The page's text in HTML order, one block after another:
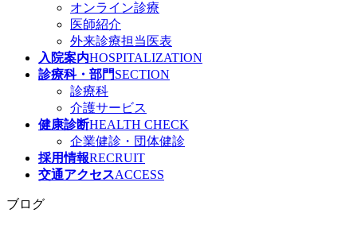
オンライン診療
医師紹介
外来診療担当医表
入院案内HOSPITALIZATION
診療科・部門SECTION
診療科
介護サービス
健康診断HEALTH CHECK
企業健診・団体健診
採用情報RECRUIT
交通アクセスACCESS
ブログ